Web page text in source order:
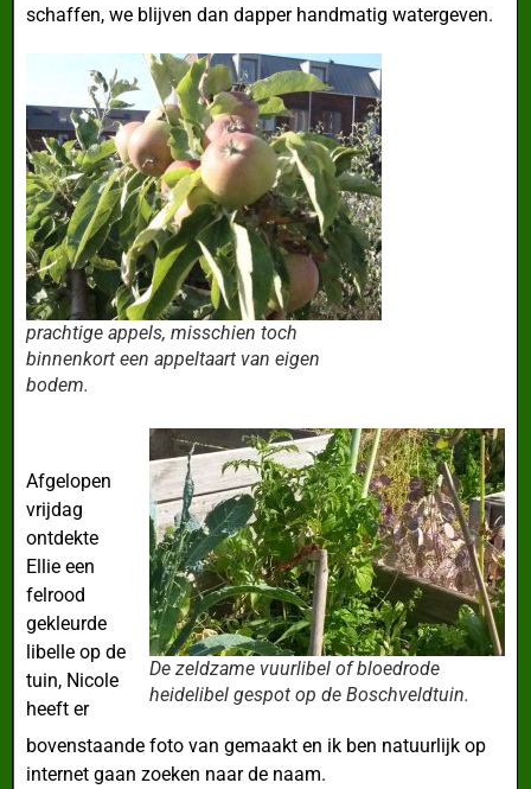
schaffen, we blijven dan dapper handmatig watergeven.
prachtige appels, misschien toch
binnenkort een appeltaart van eigen
bodem.
De zeldzame vuurlibel of bloedrode
heidelibel gespot op de Boschveldtuin.
Afgelopen
vrijdag
ontdekte
Ellie een
felrood
gekleurde
libelle op de
tuin, Nicole
heeft er
bovenstaande foto van gemaakt en ik ben natuurlijk op
internet gaan zoeken naar de naam.